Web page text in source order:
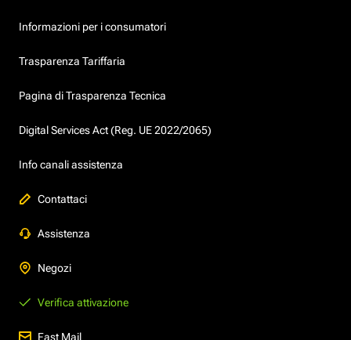
Informazioni per i consumatori
Trasparenza Tariffaria
Pagina di Trasparenza Tecnica
Digital Services Act (Reg. UE 2022/2065)
Info canali assistenza
Contattaci
Assistenza
Negozi
Verifica attivazione
Fast Mail